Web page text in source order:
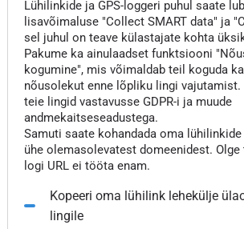
Lühilinkide ja GPS-loggeri puhul saate
lisavõimaluse "Collect SMART data" ja
sel juhul on teave külastajate kohta
Pakume ka ainulaadset funktsiooni
kogumine", mis võimaldab teil koguda
nõusolekut enne lõpliku lingi vajutamist.
teie lingid vastavusse GDPR-i ja muude
andmekaitseseadustega.
Samuti saate kohandada oma lühilinkide
ühe olemasolevatest domeenidest. Olge
logi URL ei tööta enam.
Kopeeri oma lühilink lehekülje
lingile